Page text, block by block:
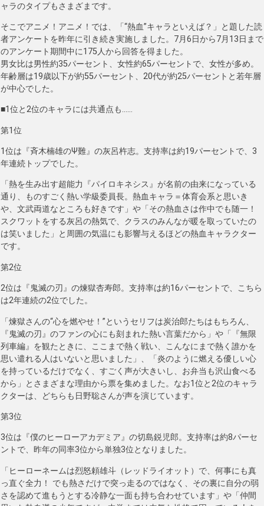
ャラのタイプもさまざまです。
そこでアニメ！アニメ！では、「“熱血”キャラといえば？」と題した読
者アンケートを昨年に引き続き実施しました。7月6日から7月13日まで
のアンケート期間中に175人から回答を得ました。
男女比は男性約35パーセント、女性約65パーセントで、女性が多め。
年齢層は19歳以下が約55パーセント、20代が約25パーセントと若年層
が中心でした。
■1位と2位のキャラには共通点も……
第1位
1位は『斉木楠雄のΨ難』の灰呂杵志。支持率は約19パーセントで、3
年連続トップでした。
「熱を生み出す超能力『パイロキネシス』が名前の由来になっている
通り、ものすごく熱い学級委員長。熱血キャラ＝体育会系と思いき
や、文武両道なところも好きです」や「その熱血さは作中でも随一！
スクワットをする灰呂の熱気で、クラスのみんなが暖を取っていたの
は笑いました」と周囲の気温にも影響与えるほどの熱血キャラクター
です。
第2位
2位は『鬼滅の刃』の煉獄杏寿郎。支持率は約16パーセントで、こちら
は2年連続の2位でした。
「煉獄さんの“心を燃やせ！”というセリフは炭治郎たちはもちろん、
『鬼滅の刃』のファンの心にも刻まれた熱い言葉だから」や「『無限
列車編』を観たときに、ここまで熱く戦い、こんなにまで熱く誰かを
思い遣れる人はいないと思いました」、「炎のように燃える優しい心
を持っているだけでなく、すごく声が大きいし、お弁当も沢山食べる
から」とさまざまな理由から票を集めました。なお1位と2位のキャラ
クターは、どちらも日野聡さんが声を演じています。
第3位
3位は『僕のヒーローアカデミア』の切島鋭児郎。支持率は約8パーセ
ントで、昨年の同率3位から単独3位となりました。
「ヒーローネームは烈怒頼雄斗（レッドライオット）で、何事にも真
っ直ぐ全力！ でも熱さだけで突っ走るのではなく、その裏に自分の弱
さを認めて進もうとする冷静な一面も持ち合わせています」や「仲間